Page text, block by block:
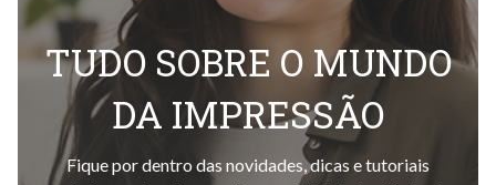
TUDO SOBRE O MUNDO
DA IMPRESSÃO
Fique por dentro das novidades, dicas e tutoriais